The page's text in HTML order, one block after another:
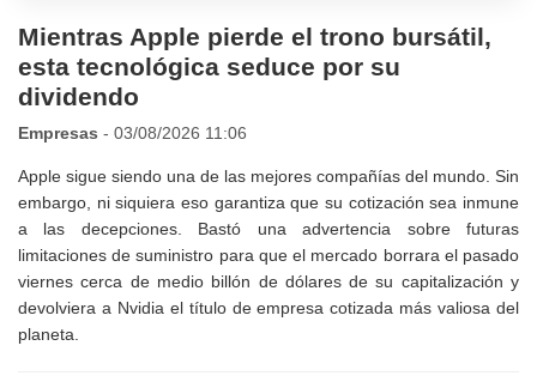
Mientras Apple pierde el trono bursátil,
esta tecnológica seduce por su
dividendo
Empresas - 03/08/2026 11:06
Apple sigue siendo una de las mejores compañías del mundo. Sin
embargo, ni siquiera eso garantiza que su cotización sea inmune
a las decepciones. Bastó una advertencia sobre futuras
limitaciones de suministro para que el mercado borrara el pasado
viernes cerca de medio billón de dólares de su capitalización y
devolviera a Nvidia el título de empresa cotizada más valiosa del
planeta.